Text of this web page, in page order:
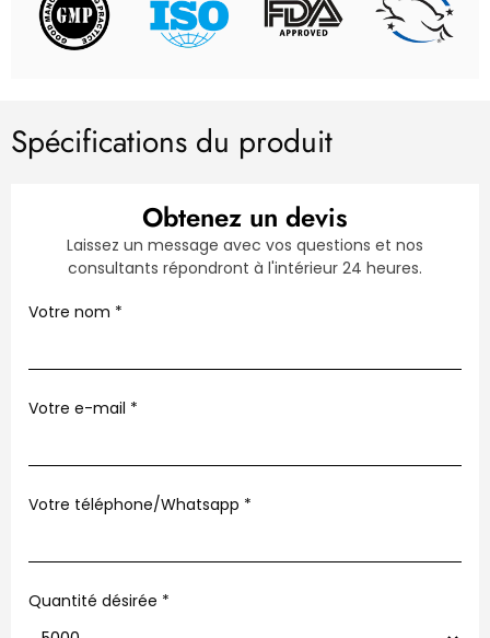
Spécifications du produit
Obtenez un devis
Laissez un message avec vos questions et nos
consultants répondront à l'intérieur 24 heures.
Votre nom *
Votre e-mail *
Votre téléphone/Whatsapp *
Quantité désirée *